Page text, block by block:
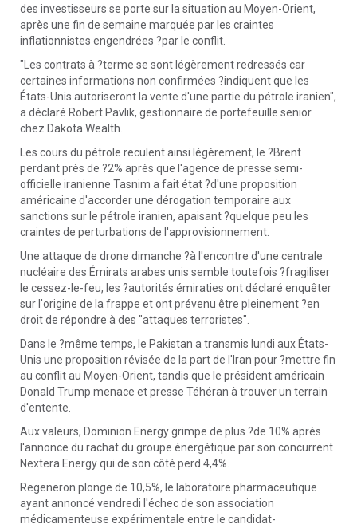
des investisseurs se porte sur la situation au Moyen-Orient,
après une fin de semaine marquée par les craintes
inflationnistes engendrées ?par le conflit.
"Les contrats à ?terme se sont légèrement redressés car
certaines informations non confirmées ?indiquent que les
États-Unis autoriseront la vente d'une partie du pétrole iranien",
a déclaré Robert Pavlik, gestionnaire de portefeuille senior
chez Dakota Wealth.
Les cours du pétrole reculent ainsi légèrement, le ?Brent
perdant près de ?2% après que l'agence de presse semi-
officielle iranienne Tasnim a fait état ?d'une proposition
américaine d'accorder une dérogation temporaire aux
sanctions sur le pétrole iranien, apaisant ?quelque peu les
craintes de perturbations de l'approvisionnement.
Une attaque de drone dimanche ?à l'encontre d'une centrale
nucléaire des Émirats arabes unis semble toutefois ?fragiliser
le cessez-le-feu, les ?autorités émiraties ont déclaré enquêter
sur l'origine de la frappe et ont prévenu être pleinement ?en
droit de répondre à des "attaques terroristes".
Dans le ?même temps, le Pakistan a transmis lundi aux États-
Unis une proposition révisée de la part de l'Iran pour ?mettre fin
au conflit au Moyen-Orient, tandis que le président américain
Donald Trump menace et presse Téhéran à trouver un terrain
d'entente.
Aux valeurs, Dominion Energy grimpe de plus ?de 10% après
l'annonce du rachat du groupe énergétique par son concurrent
Nextera Energy qui de son côté perd 4,4%.
Regeneron plonge de 10,5%, le laboratoire pharmaceutique
ayant annoncé vendredi l'échec de son association
médicamenteuse expérimentale entre le candidat-